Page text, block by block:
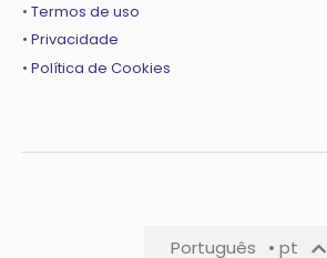
• Termos de uso
• Privacidade
• Política de Cookies
Português • pt
Português • pt-pt